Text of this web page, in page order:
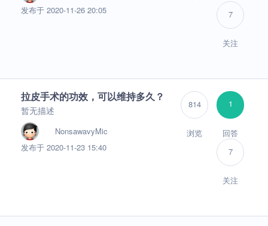
发布于 2020-11-26 20:05
7
关注
拉皮手术的功效，可以维持多久？
暂无描述
NonsawavyMic
发布于 2020-11-23 15:40
814
浏览
1
回答
7
关注